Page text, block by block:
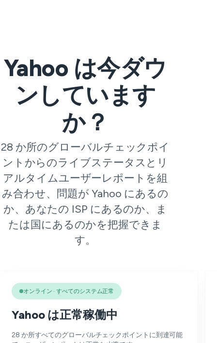
Yahoo は今ダウ
ンしています
か？
28 か所のグローバルチェックポイ
ントからのライブステータスとリ
アルタイムユーザーレポートを組
み合わせ、問題が Yahoo にあるの
か、あなたの ISP にあるのか、ま
たは国にあるのかを把握できま
す。
オンライン · すべてのシステム正常
Yahoo は正常稼働中
28 か所すべてのグローバルチェックポイントに到達可能